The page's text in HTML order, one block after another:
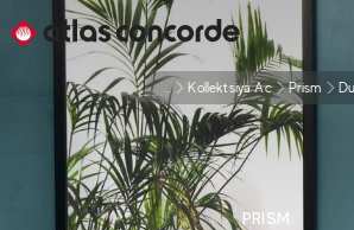
... Kollektsiya Ac Prism
PRISM